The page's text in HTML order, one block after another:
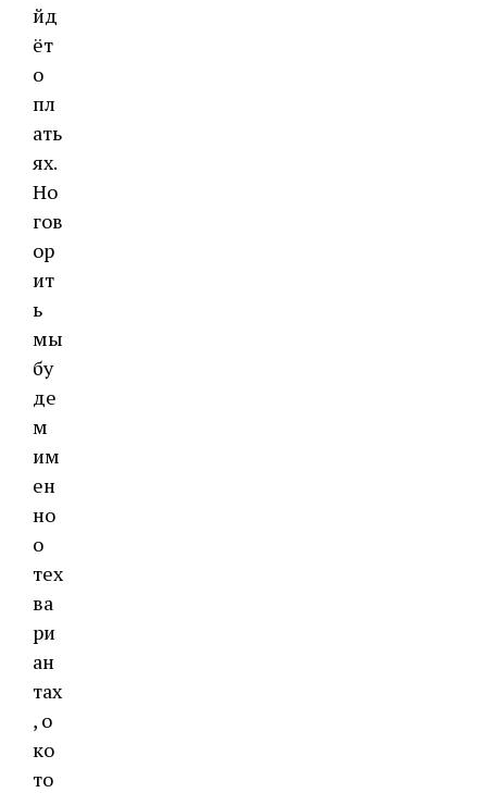
йд
ёт
о
пл
ать
ях.
Но
гов
ор
ит
ь
мы
бу
де
м
им
ен
но
о
тех
ва
ри
ан
тах
, о
ко
то